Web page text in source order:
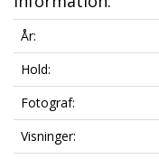
År:
Hold:
Fotograf:
Visninger: